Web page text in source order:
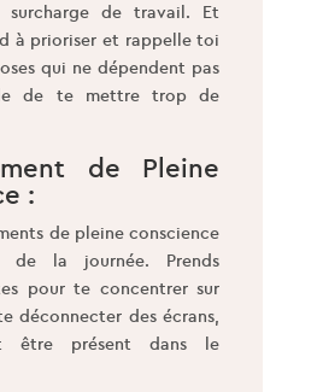
de travail. Et
à prioriser et rappelle toi
qui ne dépendent pas
de te mettre trop de
de Pleine
:
de pleine conscience
la journée. Prends
pour te concentrer sur
déconnecter des écrans,
être présent dans le